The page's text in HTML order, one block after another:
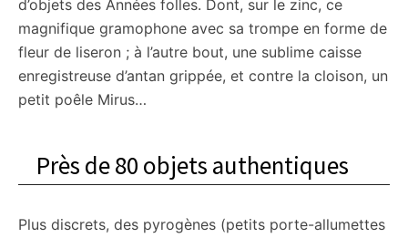
d’objets des Années folles. Dont, sur le zinc, ce
magnifique gramophone avec sa trompe en forme de
fleur de liseron ; à l’autre bout, une sublime caisse
enregistreuse d’antan grippée, et contre la cloison, un
petit poêle Mirus…
Près de 80 objets authentiques
Plus discrets, des pyrogènes (petits porte-allumettes